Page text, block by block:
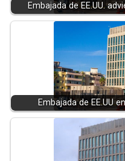
Embajada de EE.UU.
Embajada de EE.UU